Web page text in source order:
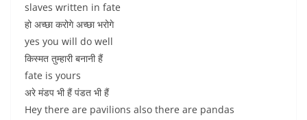
slaves written in fate
हो अच्छा करोगे अच्छा भरोगे
yes you will do well
किस्मत तुम्हारी बनानी हैं
fate is yours
अरे मंडप भी हैं पंडत भी हैं
Hey there are pavilions also there are pandas